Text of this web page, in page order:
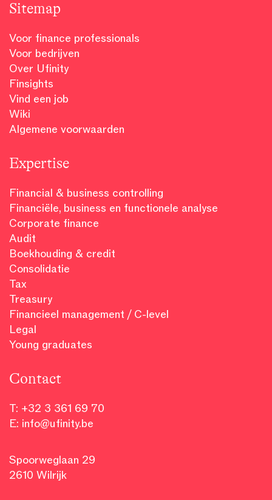
Sitemap
Voor finance professionals
Voor bedrijven
Over Ufinity
Finsights
Vind een job
Wiki
Algemene voorwaarden
Expertise
Financial & business controlling
Financiële, business en functionele analyse
Corporate finance
Audit
Boekhouding & credit
Consolidatie
Tax
Treasury
Financieel management / C-level
Legal
Young graduates
Contact
T: +32 3 361 69 70
E: info@ufinity.be
Spoorweglaan 29
2610 Wilrijk